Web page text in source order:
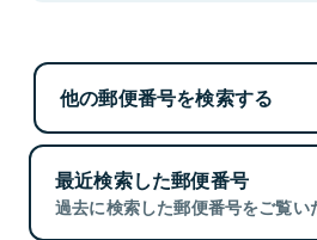
他の郵便番号を検索する
最近検索した郵便番号
過去に検索した郵便番号をご覧い